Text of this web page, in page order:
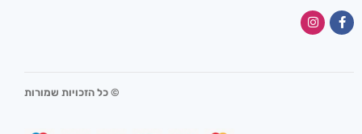
© כל הזכויות שמורות